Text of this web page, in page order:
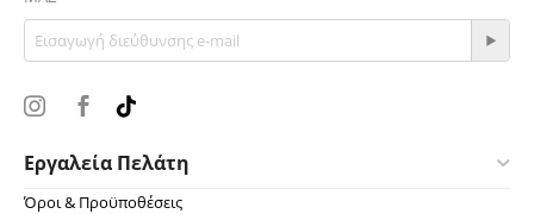
Εργαλεία Πελάτη
Όροι & Προϋποθέσεις